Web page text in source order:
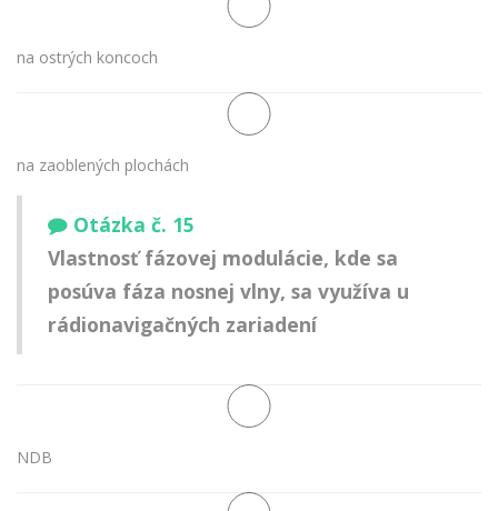
na ostrých koncoch
na zaoblených plochách
Otázka č. 15
Vlastnosť fázovej modulácie, kde sa
posúva fáza nosnej vlny, sa využíva u
rádionavigačných zariadení
NDB